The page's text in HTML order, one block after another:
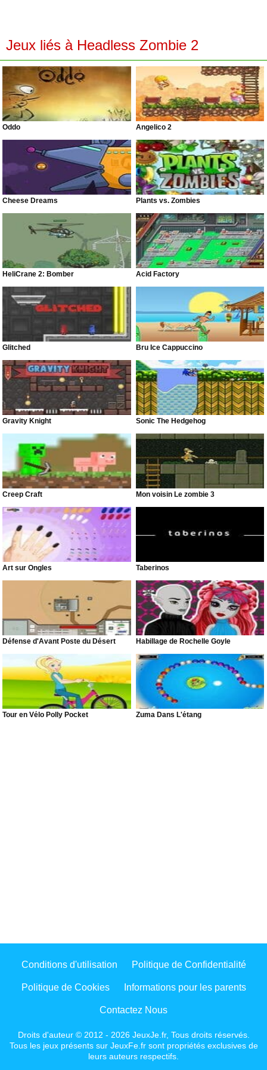
Jeux liés à Headless Zombie 2
Oddo Angelico 2
Cheese Dreams Plants vs. Zombies
HeliCrane 2: Bomber Acid Factory
Glitched Bru Ice Cappuccino
Gravity Knight Sonic The Hedgehog
Creep Craft Mon voisin Le zombie 3
Art sur Ongles Taberinos
Défense d'Avant Poste du Désert Habillage de Rochelle Goyle
Tour en Vélo Polly Pocket Zuma Dans L'étang
Conditions d'utilisation Politique de Confidentialité
Politique de Cookies Informations pour les parents
Contactez Nous
Droits d'auteur © 2012 - 2026 JeuxJe.fr, Tous droits réservés.
Tous les jeux présents sur JeuxFe.fr sont propriétés exclusives de
leurs auteurs respectifs.